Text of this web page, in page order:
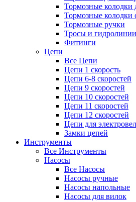
Тормозные колодки
Тормозные колодки
Тормозные ручки
Тросы и гидролинии
Фитинги
Цепи
Все Цепи
Цепи 1 скорость
Цепи 6-8 скоростей
Цепи 9 скоростей
Цепи 10 скоростей
Цепи 11 скоростей
Цепи 12 скоростей
Цепи для
Замки цепей
Инструменты
Все Инструменты
Насосы
Все Насосы
Насосы ручные
Насосы напольные
Насосы для вилок